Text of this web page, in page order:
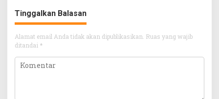
Tinggalkan Balasan
Alamat email Anda tidak akan dipublikasikan. Ruas yang wajib
ditandai *